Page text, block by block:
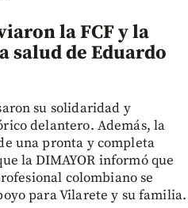
la FCF y la
salud de Eduardo
su solidaridad y
delantero. Además, la
una pronta y completa
la DIMAYOR informó que
colombiano se
para Vilarete y su familia.